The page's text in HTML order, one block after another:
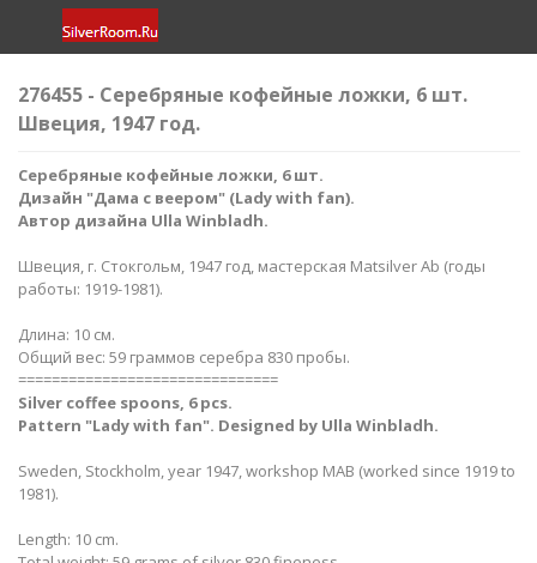
276455 - Серебряные кофейные ложки, 6 шт.
Швеция, 1947 год.
Серебряные кофейные ложки, 6 шт.
Дизайн "Дама с веером" (Lady with fan).
Автор дизайна Ulla Winbladh​.
Швеция, г. Стокгольм, 1947 год, мастерская Matsilver Ab (годы
работы: 1919-1981).
Длина: 10 см.
Общий вес: 59 граммов серебра 830 пробы.
===============================
Silver coffee spoons, 6 pcs.
Pattern "Lady with fan". Designed by Ulla Winbladh.
Sweden, Stockholm, year 1947, workshop MAB (worked since 1919 to
1981).
Length: 10 cm.